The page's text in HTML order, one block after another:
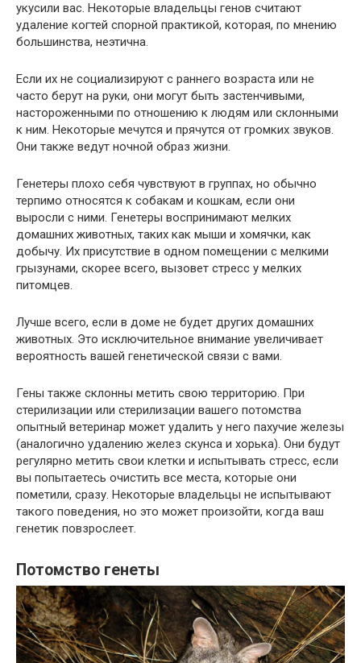
укусили вас. Некоторые владельцы генов считают
удаление когтей спорной практикой, которая, по мнению
большинства, неэтична.
Если их не социализируют с раннего возраста или не
часто берут на руки, они могут быть застенчивыми,
настороженными по отношению к людям или склонными
к ним. Некоторые мечутся и прячутся от громких звуков.
Они также ведут ночной образ жизни.
Генетеры плохо себя чувствуют в группах, но обычно
терпимо относятся к собакам и кошкам, если они
выросли с ними. Генетеры воспринимают мелких
домашних животных, таких как мыши и хомячки, как
добычу. Их присутствие в одном помещении с мелкими
грызунами, скорее всего, вызовет стресс у мелких
питомцев.
Лучше всего, если в доме не будет других домашних
животных. Это исключительное внимание увеличивает
вероятность вашей генетической связи с вами.
Гены также склонны метить свою территорию. При
стерилизации или стерилизации вашего потомства
опытный ветеринар может удалить у него пахучие железы
(аналогично удалению желез скунса и хорька). Они будут
регулярно метить свои клетки и испытывать стресс, если
вы попытаетесь очистить все места, которые они
пометили, сразу. Некоторые владельцы не испытывают
такого поведения, но это может произойти, когда ваш
генетик повзрослеет.
Потомство генеты